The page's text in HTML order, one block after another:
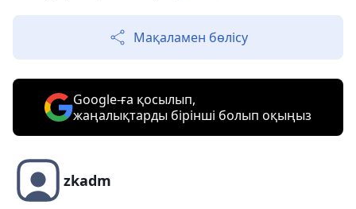
Мақаламен бөлісу
Google-ға қосылып,
жаңалықтарды бірінші болып оқыңыз
zkadm